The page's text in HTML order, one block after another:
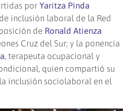
porYaritza Pinda
inclusión laboral de la Red
de Ronald Atienza
Cruz del Sur; y la ponencia
, terapeuta ocupacional y
quien compartió su
inclusión sociolaboral en el